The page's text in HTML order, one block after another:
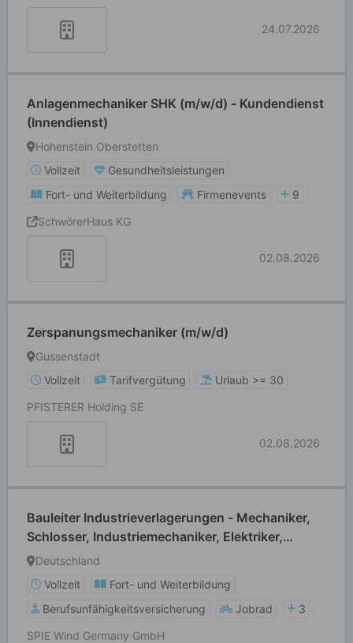
24.07.2026
Anlagenmechaniker SHK (m/w/d) - Kundendienst
(Innendienst)
Hohenstein Oberstetten
Vollzeit
Gesundheitsleistungen
Fort- und Weiterbildung
Firmenevents
9
SchwörerHaus KG
02.08.2026
Zerspanungsmechaniker (m/w/d)
Gussenstadt
Vollzeit
Tarifvergütung
Urlaub >= 30
PFISTERER Holding SE
02.08.2026
Bauleiter Industrieverlagerungen - Mechaniker,
Schlosser, Industriemechaniker, Elektriker,
Techniker m/w/d
Deutschland
Vollzeit
Fort- und Weiterbildung
Berufsunfähigkeitsversicherung
Jobrad
3
SPIE Wind Germany GmbH